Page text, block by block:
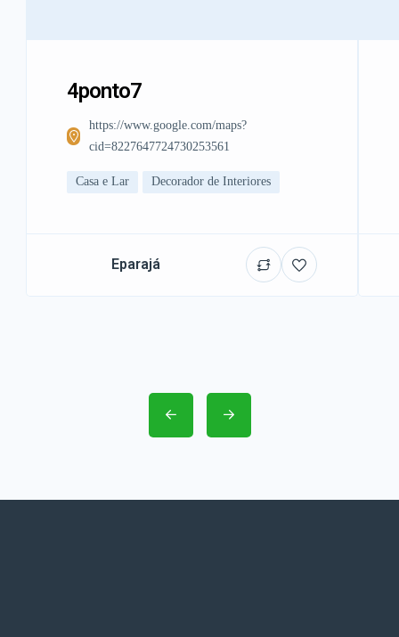
4ponto7
https://www.google.com/maps?
cid=8227647724730253561
Casa e Lar Decorador de Interiores
Eparajá